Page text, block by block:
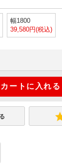
幅1800
39,580円(税込)